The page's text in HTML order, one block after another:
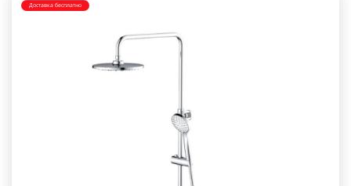
Доставка бесплатно